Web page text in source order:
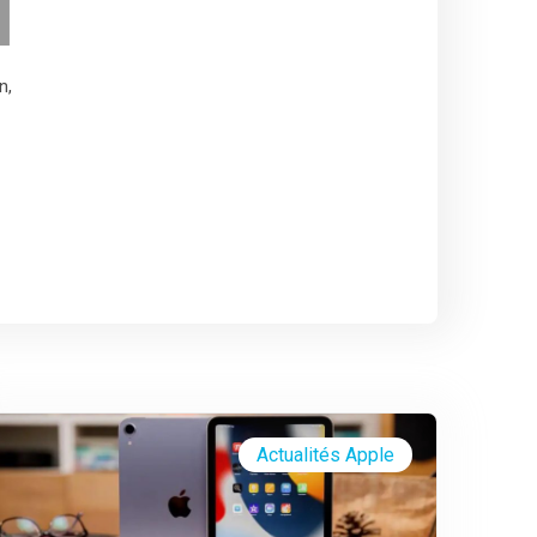
Actualités Apple